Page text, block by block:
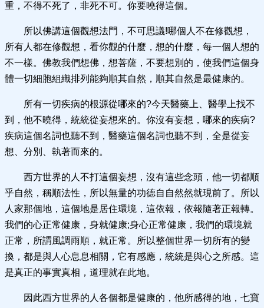
重，不得不死了，非死不可。你要曉得這個。
所以佛講這個觀想法門，不可思議!哪個人不在修觀想，
所有人都在修觀想，看你觀的什麼，想的什麼，每一個人想的
不一樣。佛教我們想佛，想菩薩，不要想別的，使我們這個身
體一切細胞組織排列能夠順其自然，順其自然是最健康的。
所有一切疾病的根源從哪來的?今天醫藥上、醫學上找不
到，他不曉得，統統從妄想來的。你沒有妄想，哪來的疾病?
疾病這個名詞也聽不到，醫藥這個名詞也聽不到，全是從妄
想、分別、執著而來的。
西方世界的人不打這個妄想，沒有這些念頭，他一切都順
乎自然，稱順法性，所以無量的功德自自然然就現前了。所以
人家那個地，這個地是居住環境，這依報，依報隨著正報轉。
我們的心正常健康，身就健康;身心正常健康，我們的環境就
正常，所謂風調雨順，就正常。所以整個世界一切所有的變
換，都是與人心息息相關，它有感應，統統是與心之所感。這
是真正的事實真相，道理就在此地。
因此西方世界的人各個都是健康的，他所感得的地，七寶